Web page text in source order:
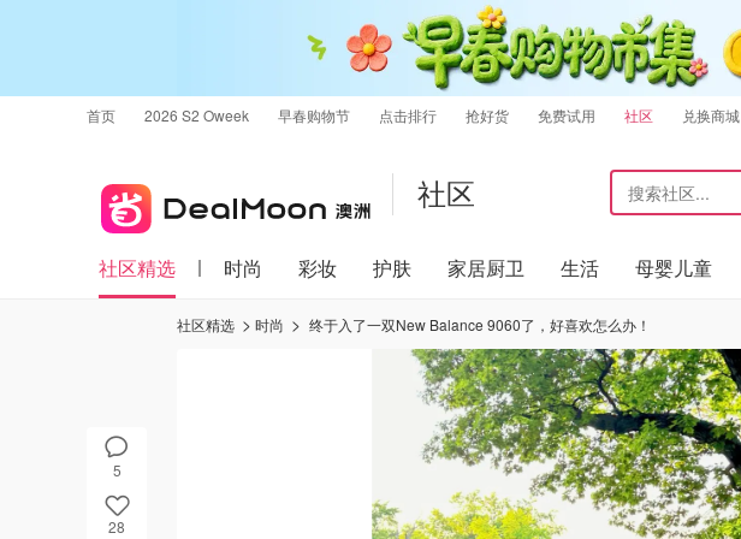
首页 2026 S2 Oweek 早春购物节 点击排行 抢好货 免费试用 社区 兑换商城
社区
社区精选 时尚 彩妆 护肤 家居厨卫 生活 母婴儿童
5
28
社区精选 时尚 终于入了一双New Balance 9060了，好喜欢怎么办！